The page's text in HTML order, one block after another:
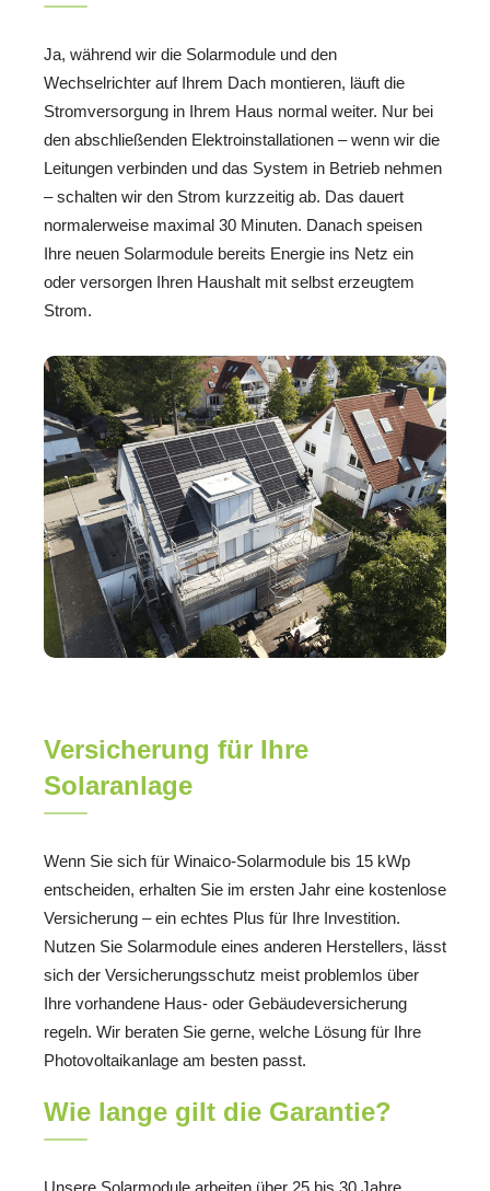
Ja, während wir die Solarmodule und den
Wechselrichter auf Ihrem Dach montieren, läuft die
Stromversorgung in Ihrem Haus normal weiter. Nur bei
den abschließenden Elektroinstallationen – wenn wir die
Leitungen verbinden und das System in Betrieb nehmen
– schalten wir den Strom kurzzeitig ab. Das dauert
normalerweise maximal 30 Minuten. Danach speisen
Ihre neuen Solarmodule bereits Energie ins Netz ein
oder versorgen Ihren Haushalt mit selbst erzeugtem
Strom.
Versicherung für Ihre
Solaranlage
Wenn Sie sich für Winaico-Solarmodule bis 15 kWp
entscheiden, erhalten Sie im ersten Jahr eine kostenlose
Versicherung – ein echtes Plus für Ihre Investition.
Nutzen Sie Solarmodule eines anderen Herstellers, lässt
sich der Versicherungsschutz meist problemlos über
Ihre vorhandene Haus- oder Gebäudeversicherung
regeln. Wir beraten Sie gerne, welche Lösung für Ihre
Photovoltaikanlage am besten passt.
Wie lange gilt die Garantie?
Unsere Solarmodule arbeiten über 25 bis 30 Jahre